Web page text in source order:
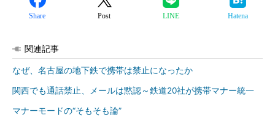
Share Post LINE Hatena
関連記事
なぜ、名古屋の地下鉄で携帯は禁止になったか
関西でも通話禁止、メールは黙認～鉄道20社が携帯マナー統一
マナーモードの“そもそも論”